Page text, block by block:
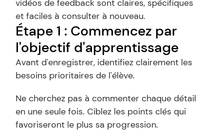
vidéos de feedback sont claires, spécifiques
et faciles à consulter à nouveau.
Étape 1 : Commencez par
l'objectif d'apprentissage
Avant d'enregistrer, identifiez clairement les
besoins prioritaires de l'élève.
Ne cherchez pas à commenter chaque détail
en une seule fois. Ciblez les points clés qui
favoriseront le plus sa progression.